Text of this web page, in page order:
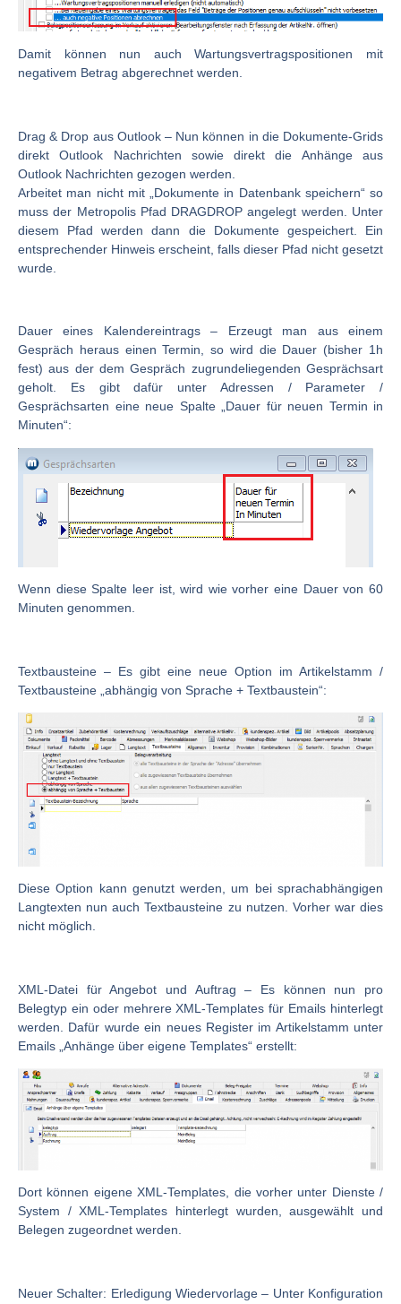
Damit können nun auch Wartungsvertragspositionen mit
negativem Betrag abgerechnet werden.
Drag & Drop aus Outlook– Nun können in die Dokumente-Grids
direkt Outlook Nachrichten sowie direkt die Anhänge aus
Outlook Nachrichten gezogen werden.
Arbeitet man nicht mit „Dokumente in Datenbank speichern“ so
muss der Metropolis Pfad DRAGDROP angelegt werden. Unter
diesem Pfad werden dann die Dokumente gespeichert. Ein
entsprechender Hinweis erscheint, falls dieser Pfad nicht gesetzt
wurde.
Dauer eines Kalendereintrags– Erzeugt man aus einem
Gespräch heraus einen Termin, so wird die Dauer (bisher 1h
fest) aus der dem Gespräch zugrundeliegenden Gesprächsart
geholt. Es gibt dafür unter Adressen / Parameter /
Gesprächsarten eine neue Spalte „Dauer für neuen Termin in
Minuten“:
Wenn diese Spalte leer ist, wird wie vorher eine Dauer von 60
Minuten genommen.
Textbausteine – Es gibt eine neue Option im Artikelstamm /
Textbausteine „abhängig von Sprache + Textbaustein“:
Diese Option kann genutzt werden, um bei sprachabhängigen
Langtexten nun auch Textbausteine zu nutzen. Vorher war dies
nicht möglich.
XML-Datei für Angebot und Auftrag – Es können nun pro
Belegtyp ein oder mehrere XML-Templates für Emails hinterlegt
werden. Dafür wurde ein neues Register im Artikelstamm unter
Emails „Anhänge über eigene Templates“ erstellt:
Dort können eigene XML-Templates, die vorher unter Dienste /
System / XML-Templates hinterlegt wurden, ausgewählt und
Belegen zugeordnet werden.
Neuer Schalter: Erledigung Wiedervorlage – Unter Konfiguration